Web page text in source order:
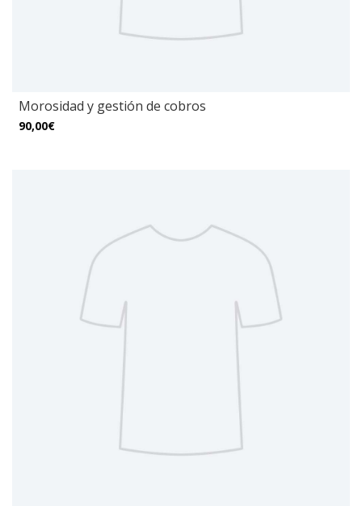
Morosidad y gestión de cobros
90,00€